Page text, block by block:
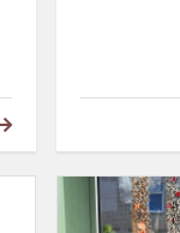
#TŪM.
Malonūs